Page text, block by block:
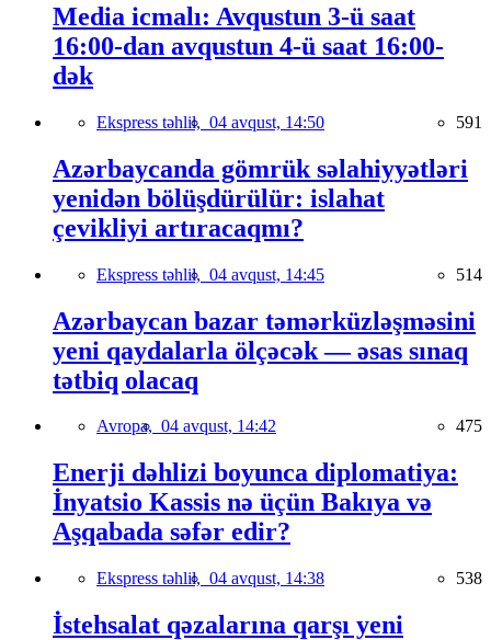
Media icmalı: Avqustun 3-ü saat
16:00-dan avqustun 4-ü saat 16:00-
dək
Ekspress təhlil, 04 avqust, 14:50 591
Azərbaycanda gömrük səlahiyyətləri
yenidən bölüşdürülür: islahat
çevikliyi artıracaqmı?
Ekspress təhlil, 04 avqust, 14:45 514
Azərbaycan bazar təmərküzləşməsini
yeni qaydalarla ölçəcək — əsas sınaq
tətbiq olacaq
Avropa, 04 avqust, 14:42 475
Enerji dəhlizi boyunca diplomatiya:
İnyatsio Kassis nə üçün Bakıya və
Aşqabada səfər edir?
Ekspress təhlil, 04 avqust, 14:38 538
İstehsalat qəzalarına qarşı yeni